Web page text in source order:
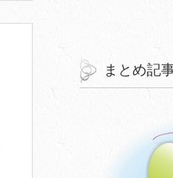
まとめ記